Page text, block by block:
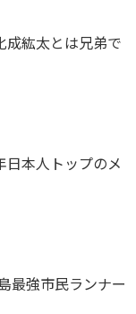
成紘太とは兄弟で
日本人トップのメ
最強市民ランナー